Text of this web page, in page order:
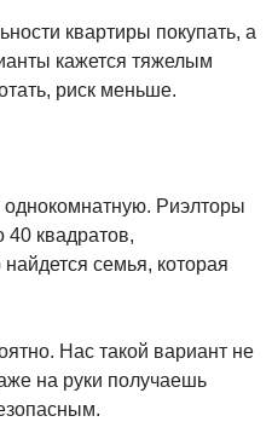
квартиры покупать, а
кажется тяжелым
риск меньше.
Риэлторы
квадратов,
семья, которая
Нас такой вариант не
на руки получаешь